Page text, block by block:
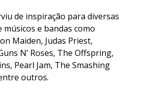
de inspiração para diversas
músicos e bandas como
Maiden, Judas Priest,
N’ Roses, The Offspring,
Pearl Jam, The Smashing
outros.